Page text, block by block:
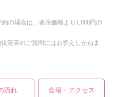
の場合は、表示価格より1,000円の
況等のご質問にはお答えしかねま
流れ 会場・アクセス